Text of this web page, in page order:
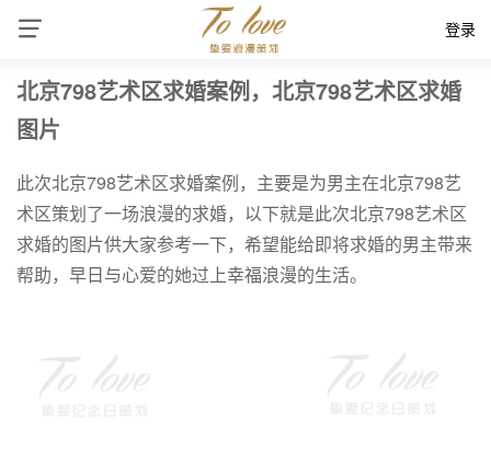
登录
北京798艺术区求婚案例，北京798艺术区求婚
图片
此次北京798艺术区求婚案例，主要是为男主在北京798艺
术区策划了一场浪漫的求婚，以下就是此次北京798艺术区
求婚的图片供大家参考一下，希望能给即将求婚的男主带来
帮助，早日与心爱的她过上幸福浪漫的生活。